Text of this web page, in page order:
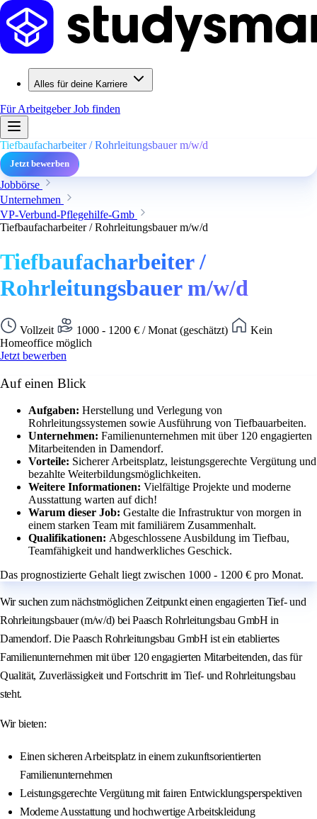
Alles für deine Karriere
Für ArbeitgeberJob finden
Tiefbaufacharbeiter / Rohrleitungsbauer m/w/d
Jetzt bewerben
Jobbörse
Unternehmen
VP-Verbund-Pflegehilfe-Gmb
Tiefbaufacharbeiter / Rohrleitungsbauer m/w/d
Tiefbaufacharbeiter /
Rohrleitungsbauer m/w/d
Vollzeit 1000 - 1200 € / Monat (geschätzt)
Kein
Homeoffice möglich
Jetzt bewerben
Auf einen Blick
Aufgaben: Herstellung und Verlegung von
Rohrleitungssystemen sowie Ausführung von Tiefbauarbeiten.
Unternehmen: Familienunternehmen mit über 120 engagierten
Mitarbeitenden in Damendorf.
Vorteile: Sicherer Arbeitsplatz, leistungsgerechte Vergütung und
bezahlte Weiterbildungsmöglichkeiten.
Weitere Informationen: Vielfältige Projekte und moderne
Ausstattung warten auf dich!
Warum dieser Job: Gestalte die Infrastruktur von morgen in
einem starken Team mit familiärem Zusammenhalt.
Qualifikationen: Abgeschlossene Ausbildung im Tiefbau,
Teamfähigkeit und handwerkliches Geschick.
Das prognostizierte Gehalt liegt zwischen 1000 - 1200 € pro Monat.
Wir suchen zum nächstmöglichen Zeitpunkt einen engagierten Tief- und
Rohrleitungsbauer (m/w/d) bei Paasch Rohrleitungsbau GmbH in
Damendorf. Die Paasch Rohrleitungsbau GmbH ist ein etabliertes
Familienunternehmen mit über 120 engagierten Mitarbeitenden, das für
Qualität, Zuverlässigkeit und Fortschritt im Tief- und Rohrleitungsbau
steht.
Wir bieten:
Einen sicheren Arbeitsplatz in einem zukunftsorientierten
Familienunternehmen
Leistungsgerechte Vergütung mit fairen Entwicklungsperspektiven
Moderne Ausstattung und hochwertige Arbeitskleidung